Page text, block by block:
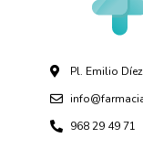
Pl. Emilio
968 29 49 71